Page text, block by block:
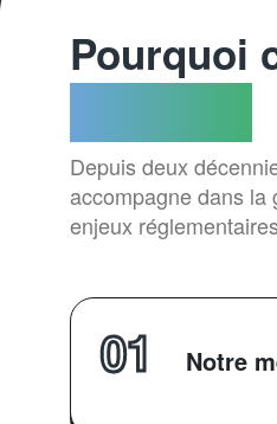
Pourquoi
Depuis deux
accompagne dans la
enjeux
01 Notre